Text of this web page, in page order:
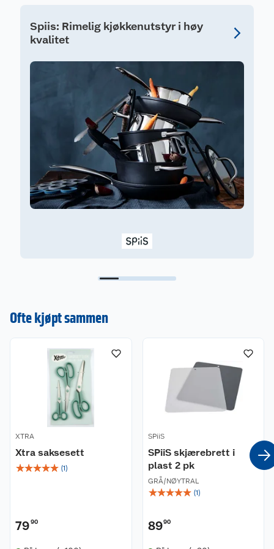
Spiis: Rimelig kjøkkenutstyr i høy
kvalitet
Ofte kjøpt sammen
XTRA
Xtra saksesett
☆☆☆☆☆ (1)
7990
SPiiS
SPiiS skjærebrett i
plast 2 pk
GRÅ/NØYTRAL
☆☆☆☆☆ (1)
8990